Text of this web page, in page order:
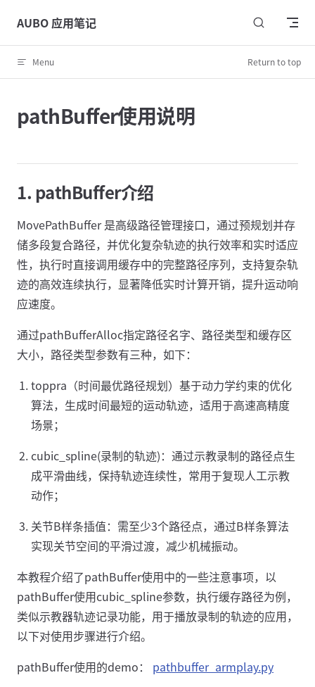
Skip to content
AUBO 应用笔记
Menu Return to top
pathBuffer使用说明
1. pathBuffer介绍
MovePathBuffer‌ 是高级路径管理接口，‌‌通过预规划并存
储‌多段复合路径‌，并优化复杂轨迹的执行效率和实时适应
性，执行时直接调用缓存中的完整路径序列，支持复杂轨
迹的高效连续执行，显著降低实时计算开销，提升运动响
应速度。
通过pathBufferAlloc‌指定路径名字‌、路径类型和缓存区
大小，路径类型参数有三种，如下：‌
toppra（时间最优路径规划）‌基于动力学约束的优化
算法，生成时间最短的运动轨迹，适用于高速高精度
场景；
cubic_spline(录制的轨迹)：通过示教录制的路径点生
成平滑曲线，保持轨迹连续性，常用于复现人工示教
动作；
关节B样条插值‌：需至少3个路径点，通过B样条算法
实现关节空间的平滑过渡，减少机械振动。
本教程介绍了pathBuffer使用中的一些注意事项，以
pathBuffer使用cubic_spline参数，执行缓存路径为例，
类似示教器轨迹记录功能，用于播放录制的轨迹的应用，
以下对使用步骤进行介绍。
pathBuffer使用的demo： pathbuffer_armplay.py